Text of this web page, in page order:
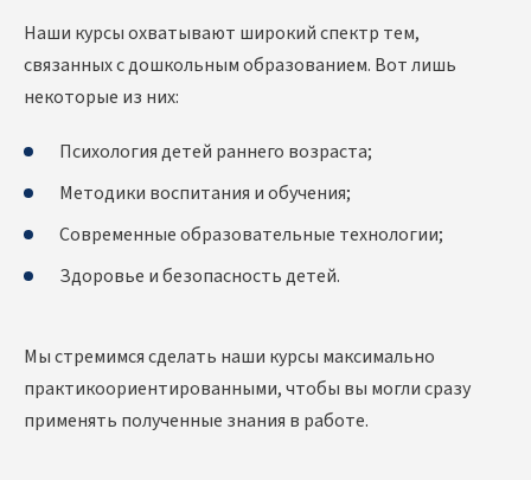
Наши курсы охватывают широкий спектр тем,
связанных с дошкольным образованием. Вот лишь
некоторые из них:
Психология детей раннего возраста;
Методики воспитания и обучения;
Современные образовательные технологии;
Здоровье и безопасность детей.
Мы стремимся сделать наши курсы максимально
практикоориентированными, чтобы вы могли сразу
применять полученные знания в работе.